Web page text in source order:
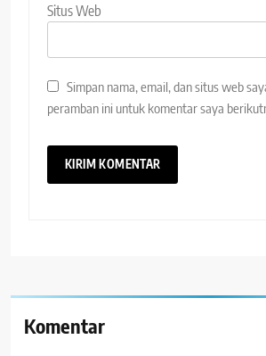
Situs Web
Simpan nama, email, dan situs web
peramban ini untuk komentar saya
Komentar